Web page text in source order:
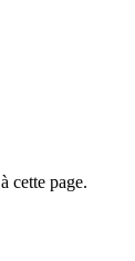
cette page.